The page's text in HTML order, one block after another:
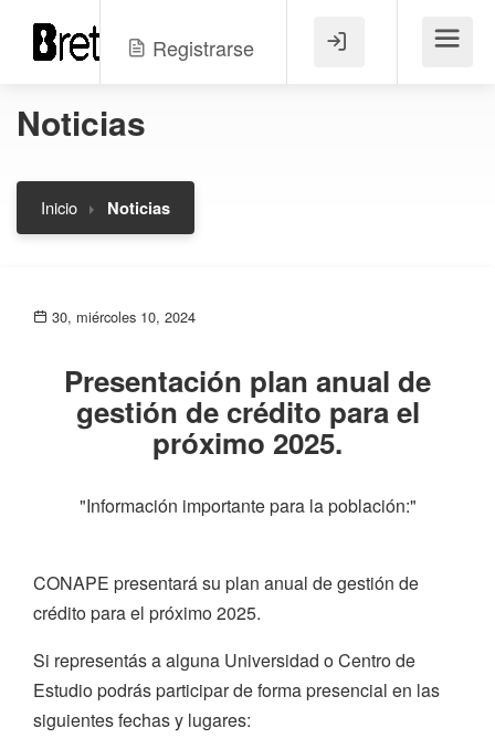
Registrarse Menú
Noticias
Inicio Noticias
30, miércoles 10, 2024
Presentación plan anual de
gestión de crédito para el
próximo 2025.
"Información importante para la población:"
CONAPE presentará su plan anual de gestión de
crédito para el próximo 2025.
Si representás a alguna Universidad o Centro de
Estudio podrás participar de forma presencial en las
siguientes fechas y lugares: